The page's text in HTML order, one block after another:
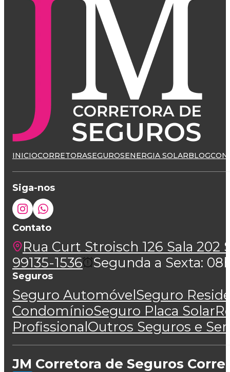
INICIOCORRETORASEGUROSENERGIA SOLARBLOG
Siga-nos
Contato
Rua Curt Stroisch 126 Sala 202
99135-1536
Segunda a Sexta:
Seguros
Seguro AutomóvelSeguro
CondomínioSeguro Placa Solar
ProfissionalOutros Seguros e
JM Corretora de Seguros